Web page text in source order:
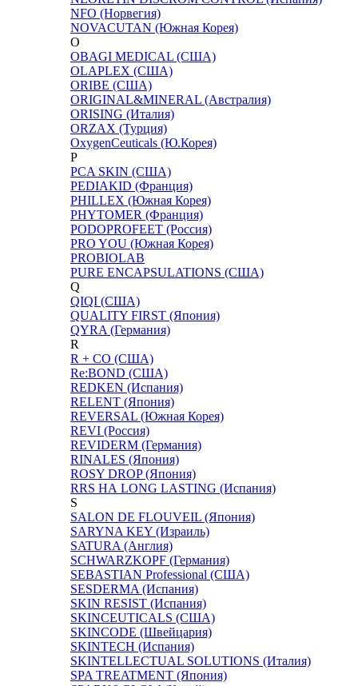
NFO (Норвегия)
NOVACUTAN (Южная Корея)
O
OBAGI MEDICAL (США)
OLAPLEX (США)
ORIBE (США)
ORIGINAL&MINERAL (Австралия)
ORISING (Италия)
ORZAX (Турция)
OxygenCeuticals (Ю.Корея)
P
PCA SKIN (США)
PEDIAKID (Франция)
PHILLEX (Южная Корея)
PHYTOMER (Франция)
PODOPROFEET (Россия)
PRO YOU (Южная Корея)
PROBIOLAB
PURE ENCAPSULATIONS (США)
Q
QIQI (США)
QUALITY FIRST (Япония)
QYRA (Германия)
R
R + CO (США)
Re:BOND (США)
REDKEN (Испания)
RELENT (Япония)
REVERSAL (Южная Корея)
REVI (Россия)
REVIDERM (Германия)
RINALES (Япония)
ROSY DROP (Япония)
RRS НА LONG LASTING (Испания)
S
SALON DE FLOUVEIL (Япония)
SARYNA KEY (Израиль)
SATURA (Англия)
SCHWARZKOPF (Германия)
SEBASTIAN Professional (США)
SESDERMA (Испания)
SKIN RESIST (Испания)
SKINCEUTICALS (США)
SKINCODE (Швейцария)
SKINTECH (Испания)
SKINTELLECTUAL SOLUTIONS (Италия)
SPA TREATMENT (Япония)